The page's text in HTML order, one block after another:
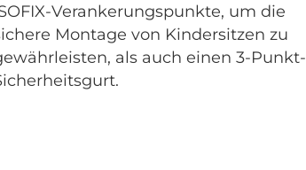
Verankerungspunkte, um die
Montage von Kindersitzen zu
als auch einen 3-Punkt-